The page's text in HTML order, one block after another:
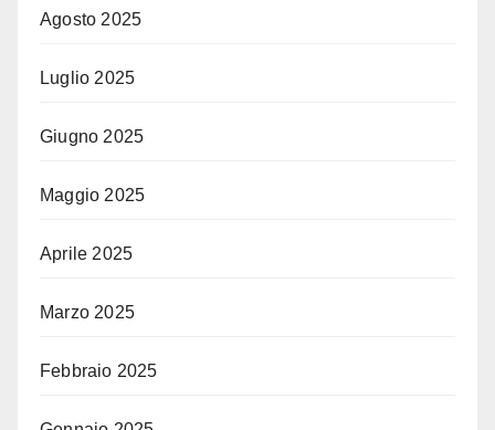
Agosto 2025
Luglio 2025
Giugno 2025
Maggio 2025
Aprile 2025
Marzo 2025
Febbraio 2025